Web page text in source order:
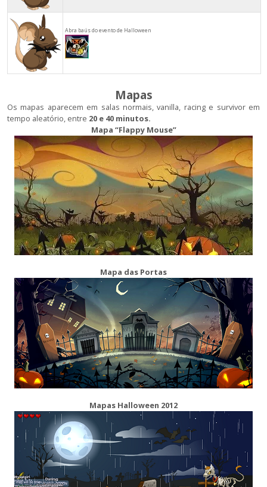
Abra baús do evento de Halloween
Mapas
Os mapas aparecem em salas normais, vanilla, racing e survivor em
tempo aleatório, entre 20 e 40 minutos.
Mapa “Flappy Mouse”
Mapa das Portas
Mapas Halloween 2012